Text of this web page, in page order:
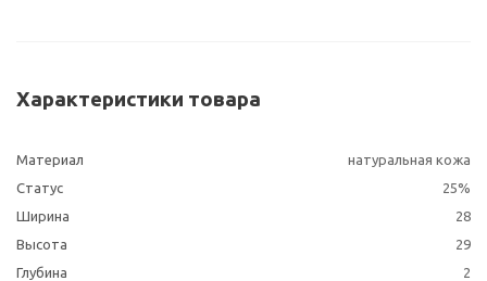
Характеристики товара
Материал
натуральная кожа
Статус
25%
Ширина
28
Высота
29
Глубина
2